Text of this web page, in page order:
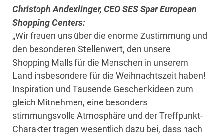
Christoph Andexlinger, CEO SES Spar European
Shopping Centers:
„Wir freuen uns über die enorme Zustimmung und
den besonderen Stellenwert, den unsere
Shopping Malls für die Menschen in unserem
Land insbesondere für die Weihnachtszeit haben!
Inspiration und Tausende Geschenkideen zum
gleich Mitnehmen, eine besonders
stimmungsvolle Atmosphäre und der Treffpunkt-
Charakter tragen wesentlich dazu bei, dass nach